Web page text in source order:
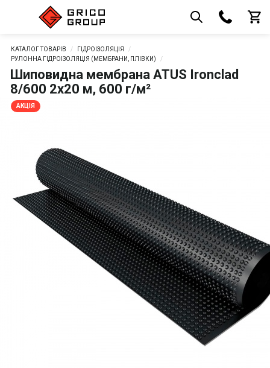
КАТАЛОГ ТОВАРІВ
ГІДРОІЗОЛЯЦІЯ
РУЛОННА ГІДРОІЗОЛЯЦІЯ (МЕМБРАНИ, ПЛІВКИ)
Шиповидна мембрана ATUS Ironclad
8/600 2х20 м, 600 г/м²
АКЦІЯ